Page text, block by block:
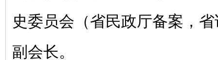
史委员会（省民政厅备案，
副会长。